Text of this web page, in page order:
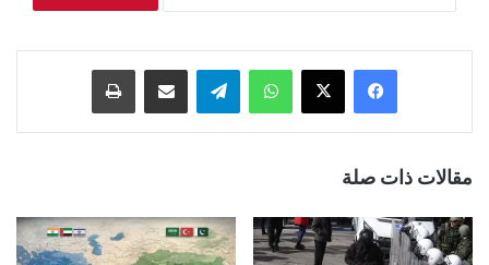
فيسبوك ‫X واتساب تيلقرام مشاركة عبر البريد طباعة
مقالات ذات صلة